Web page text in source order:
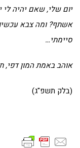
יום שלי, שאם יהיה לי
אשתף? ומה צבא
סיימתי…
אוהב באמת המון דפי,
(בלק תשפ"ג)